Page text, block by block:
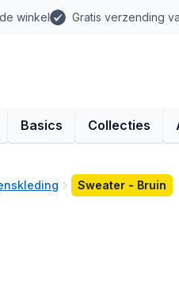
winkel Gratis verzending
Basics Collecties
Sweater - Bruin